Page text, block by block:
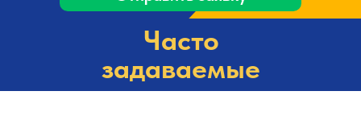
Часто
задаваемые
вопросы